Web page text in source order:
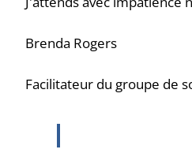
Brenda Rogers
Facilitateur du groupe de